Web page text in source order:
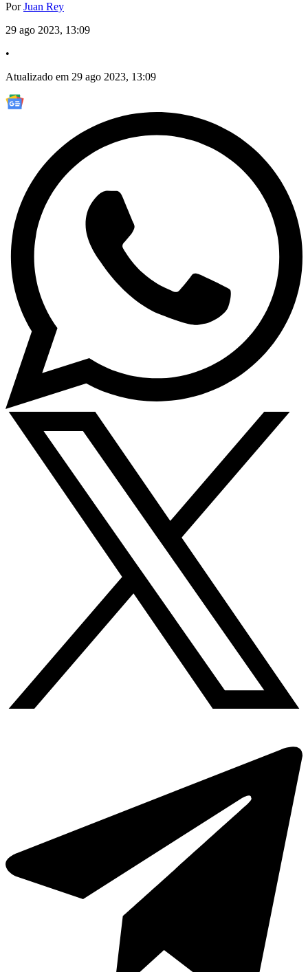
PorJuan Rey
29 ago 2023, 13:09
•
Atualizado em 29 ago 2023, 13:09